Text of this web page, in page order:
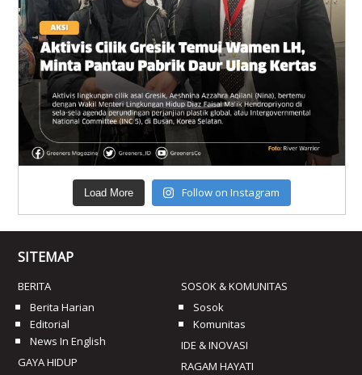
Load More Follow on Instagram
SITEMAP
BERITA
Berita Harian
Editorial
News In English
GAYA HIDUP
SOSOK & KOMUNITAS
Sosok
Komunitas
IDE & INOVASI
RAGAM HAYATI